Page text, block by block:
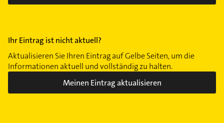
Ihr Eintrag ist nicht aktuell?
Aktualisieren Sie Ihren Eintrag auf Gelbe Seiten, um die
Informationen aktuell und vollständig zu halten.
Meinen Eintrag aktualisieren